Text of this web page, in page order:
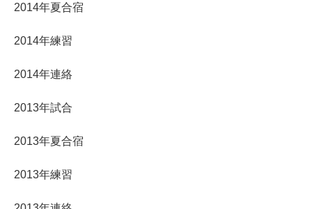
2014年夏合宿
2014年練習
2014年連絡
2013年試合
2013年夏合宿
2013年練習